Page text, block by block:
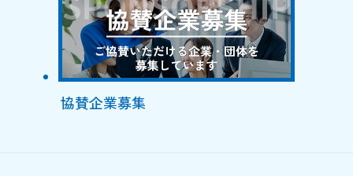
協賛企業募集